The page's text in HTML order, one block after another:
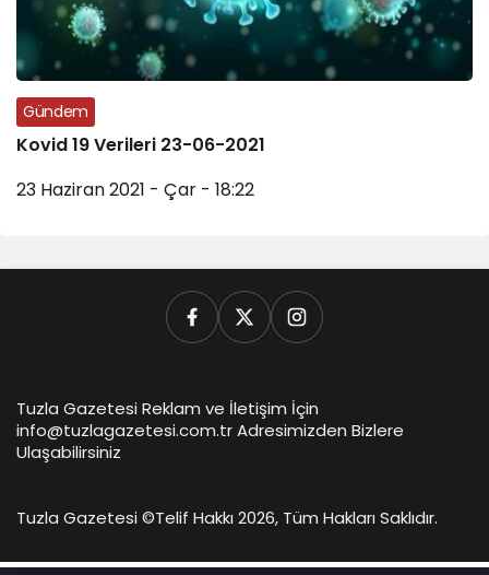
bugün
Haberleri
Gündem
Kovid 19 Verileri 23-06-2021
23 Haziran 2021 - Çar - 18:22
Tuzla Gazetesi Reklam ve İletişim İçin
info@tuzlagazetesi.com.tr Adresimizden Bizlere
Ulaşabilirsiniz
Tuzla Gazetesi ©Telif Hakkı 2026, Tüm Hakları Saklıdır.